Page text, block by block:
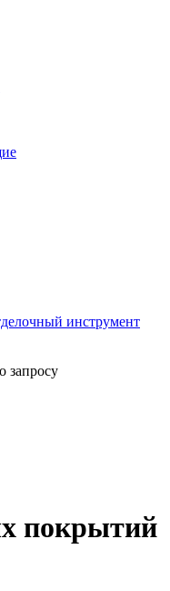
инструмент
запросу
покрытий